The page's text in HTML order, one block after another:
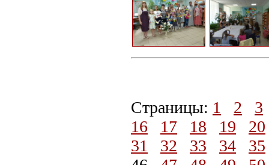
Страницы: 1 2
3
16
17 18 19
20
31
32 33 34
35